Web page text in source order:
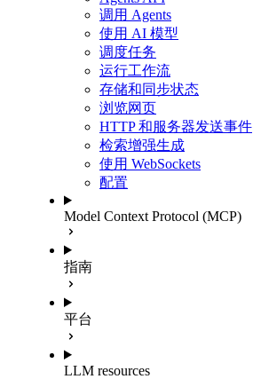
调用 Agents
使用 AI 模型
调度任务
运行工作流
存储和同步状态
浏览网页
HTTP 和服务器发送事件
检索增强生成
使用 WebSockets
配置
Model Context Protocol (MCP)
指南
平台
LLM resources